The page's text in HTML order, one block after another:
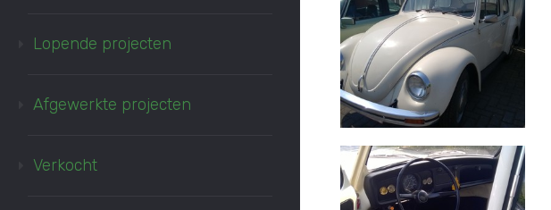
Lopende projecten
Afgewerkte projecten
Verkocht